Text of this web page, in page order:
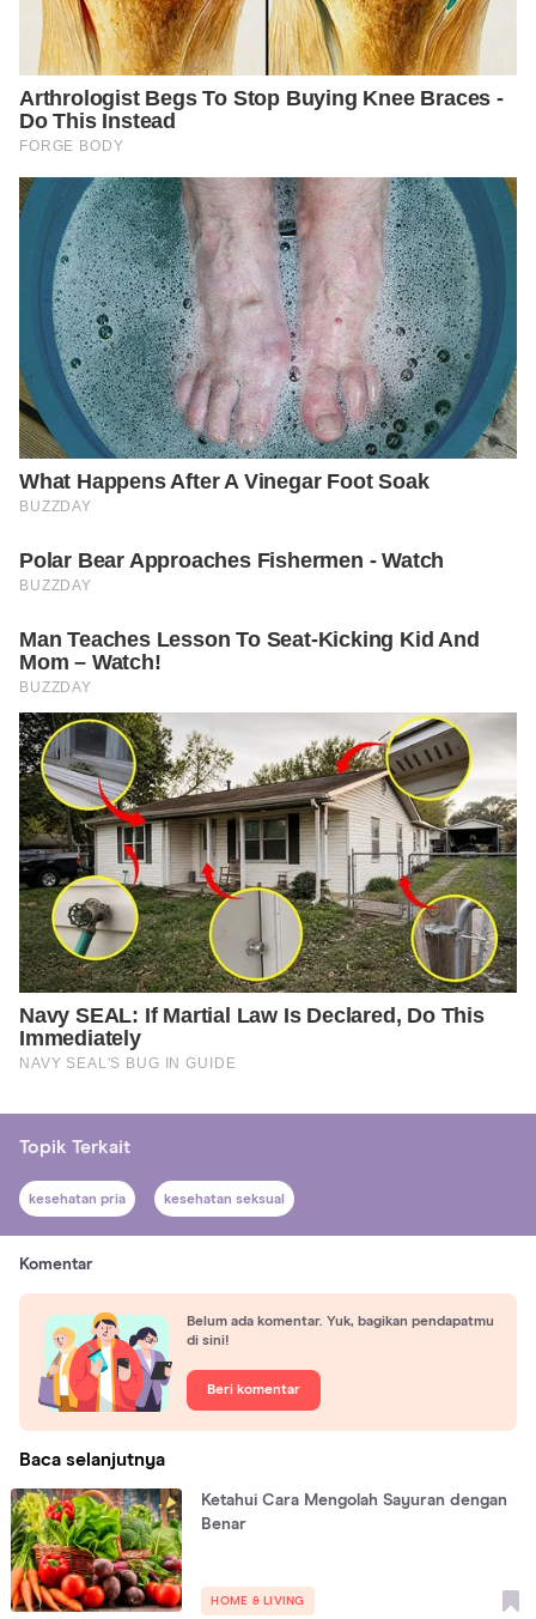
Topik Terkait
kesehatan pria kesehatan seksual
Komentar
Belum ada komentar. Yuk, bagikan pendapatmu
di sini!
Beri komentar
Baca selanjutnya
Ketahui Cara Mengolah Sayuran dengan
Benar
HOME & LIVING